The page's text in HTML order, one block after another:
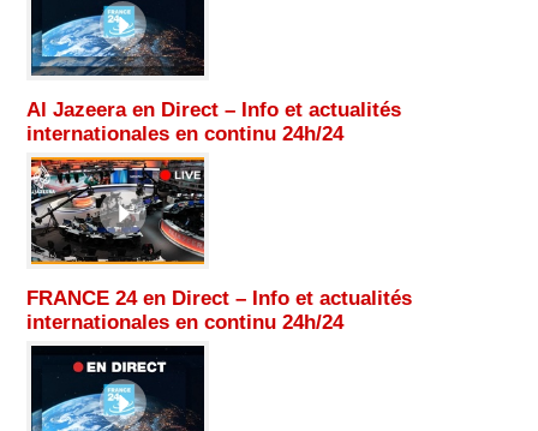
Al Jazeera en Direct – Info et actualités
internationales en continu 24h/24
FRANCE 24 en Direct – Info et actualités
internationales en continu 24h/24